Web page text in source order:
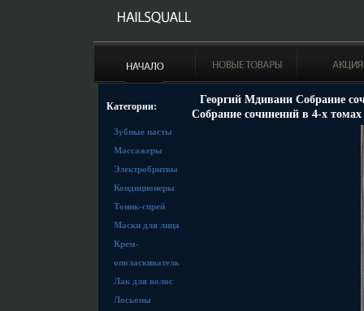
Категории:
Зубные пасты
Массажеры
Электробритвы
Кондиционеры
Тоник-спрей
Маски для лица
Крем-
ополаскиватель
Лак для волос
Лосьоны
Георгий Мдивани Собрание
Собрание сочинений в 4-х